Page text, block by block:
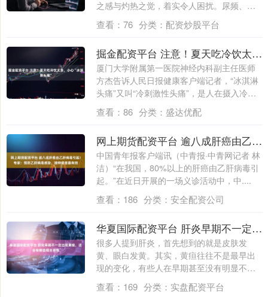
之感与灼热之觉，着实令人困扰。尿频、尿
急、尿....
查看： 76 分类： 配资炒股平台
掘金配资平台 注意！夏天吃冷饮太急，小心“冰淇淋头痛”
厦门大学附属第一医院神经内科副主任医师
方杰告诉人民日报健康客户端记者，“冰淇淋
头痛”又叫“冷刺激性头痛”，是人在摄入冷
物....
查看： 86 分类： 盛达优配
网上期货配资平台 逾八成肝癌由乙肝病毒引起！专家：预防乙肝病毒感染，接种疫苗最有效
中国青年报客户端讯（中青报·中青网记者 林
洁）“在我国，80%以上的肝癌由乙肝病毒引
起。”在近日开展的一场义诊活动中，中....
查看： 186 分类： 安全配资公司
华夏国际配资平台 肝炎早期不一定出现黄疸，还会有哪些相关表现
很多人提到肝炎，首先想到的就是皮肤发
黄、眼白发黄。其实，黄疸往往不是最早出
现的变化，有些人在早期甚至没有明显不
适，只在检....
查看： 169 分类： 实盘配资平台